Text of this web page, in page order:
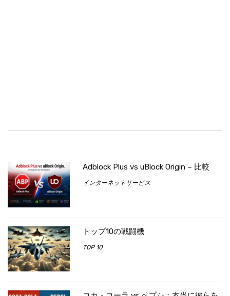
Adblock Plus vs uBlock Origin – 比較
インターネットサービス
トップ10の戦闘機
TOP 10